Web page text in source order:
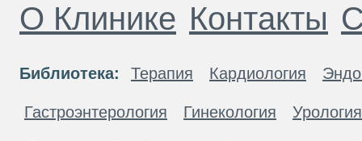
О Клинике Контакты
Библиотека: Терапия Кардиология
Гастроэнтерология Гинекология Урология